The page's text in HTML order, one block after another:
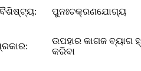
ପୁନଃଚକ୍ରଣଯୋଗ୍ୟ
ଉପହାର କାଗଜ ବ୍ୟାଗ
କରିବା